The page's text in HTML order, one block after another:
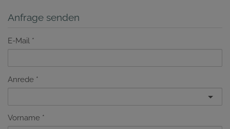
Anfrage senden
E-Mail
Anrede
Vorname